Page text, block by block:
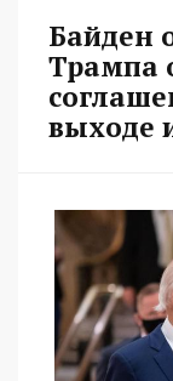
Байден
Трампа
выходе